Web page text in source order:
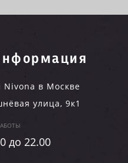
в Москве
улица, 9к1
до 22.00